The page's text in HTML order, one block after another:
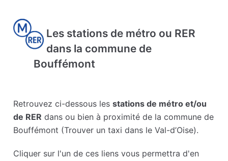
Les stations de métro ou RER
dans la commune de
Bouffémont
Retrouvez ci-dessous lesstations de métro et/ou
de RER dans ou bien à proximité de la commune de
Bouffémont (Trouver un taxi dans le Val-d’Oise).
Cliquer sur l'un de ces liens vous permettra d'en